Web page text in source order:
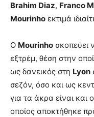
Brahim Diaz, Franco
Mourinho εκτιμά
Ο Mourinho σκοπεύει
εξτρέμ, θέση στην
ως δανεικός στη Lyon
σεζόν, όσο και ως
για τα άκρα είναι και
οποίος αποκτήθηκε